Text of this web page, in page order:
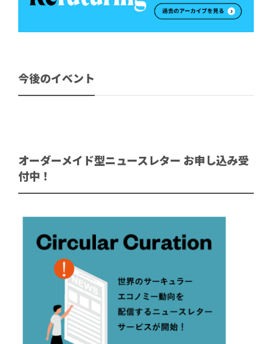
今後のイベント
オーダーメイド型ニュースレター お申し込み受
付中！